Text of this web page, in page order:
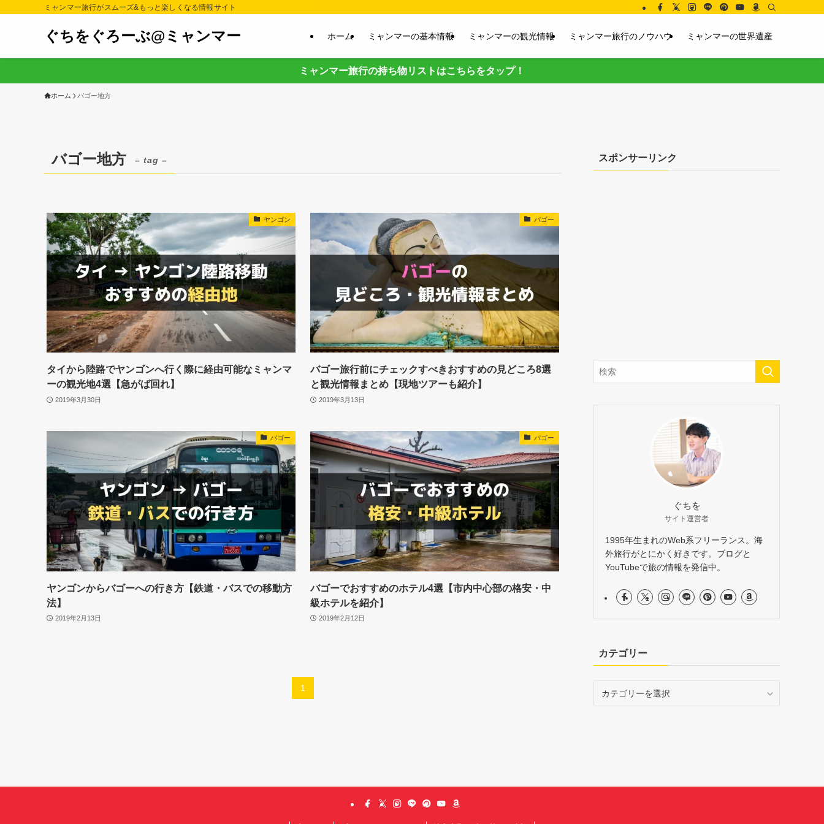
ミャンマー旅行がスムーズ&もっと楽しくなる情報サイト
ぐちをぐろーぶ@ミャンマー ホーム ミャンマーの基本情報 ミャンマーの観光情報 ミャンマー旅行のノウハウ ミャンマーの世界遺産
ミャンマー旅行の持ち物リストはこちらをタップ！
ホーム バゴー地方
バゴー地方 – tag –
ヤンゴン
タイから陸路でヤンゴンへ行く際に経由可能なミャンマ
ーの観光地4選【急がば回れ】
2019年3月30日
バゴー
バゴー旅行前にチェックすべきおすすめの見どころ8選
と観光情報まとめ【現地ツアーも紹介】
2019年3月13日
バゴー
ヤンゴンからバゴーへの行き方【鉄道・バスでの移動方
法】
2019年2月13日
バゴー
バゴーでおすすめのホテル4選【市内中心部の格安・中
級ホテルを紹介】
2019年2月12日
1
スポンサーリンク
ぐちを
サイト運営者
1995年生まれのWeb系フリーランス。海
外旅行がとにかく好きです。ブログと
YouTubeで旅の情報を発信中。
カテゴリー